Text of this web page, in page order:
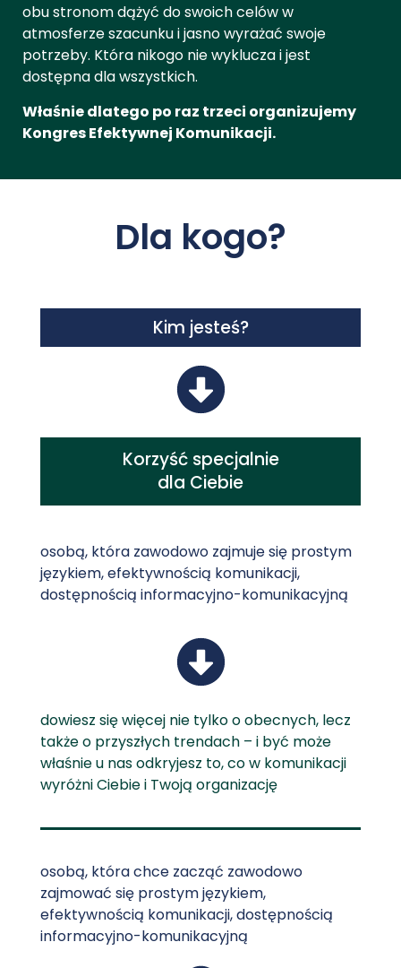
obu stronom dążyć do swoich celów w
atmosferze szacunku i jasno wyrażać swoje
potrzeby. Która nikogo nie wyklucza i jest
dostępna dla wszystkich.
Właśnie dlatego po raz trzeci organizujemy
Kongres Efektywnej Komunikacji.
Dla kogo?
Kim jesteś?
Korzyść specjalnie
dla Ciebie
osobą, która zawodowo zajmuje się prostym
językiem, efektywnością komunikacji,
dostępnością informacyjno-komunikacyjną
dowiesz się więcej nie tylko o obecnych, lecz
także o przyszłych trendach – i być może
właśnie u nas odkryjesz to, co w komunikacji
wyróżni Ciebie i Twoją organizację
osobą, która chce zacząć zawodowo
zajmować się prostym językiem,
efektywnością komunikacji, dostępnością
informacyjno-komunikacyjną